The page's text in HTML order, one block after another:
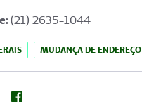
(21) 2635-1044
MUDANÇA DE ENDEREÇO